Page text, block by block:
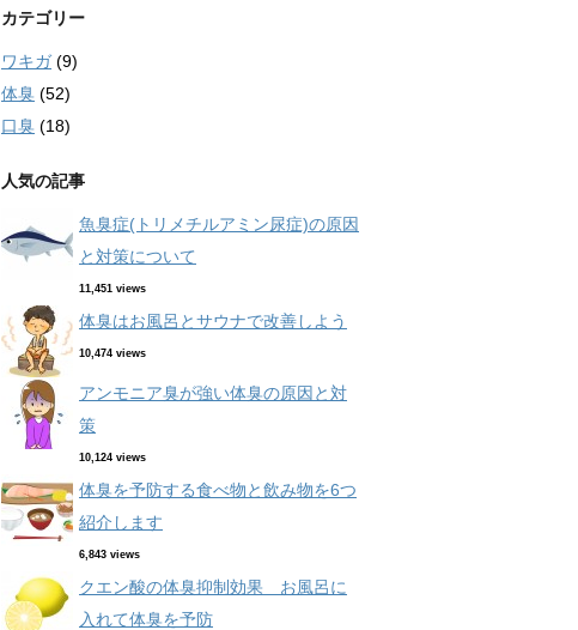
カテゴリー
ワキガ(9)
体臭 (52)
口臭 (18)
人気の記事
魚臭症(トリメチルアミン尿症)の原因
と対策について
11,451 views
体臭はお風呂とサウナで改善しよう
10,474 views
アンモニア臭が強い体臭の原因と対
策
10,124 views
体臭を予防する食べ物と飲み物を6つ
紹介します
6,843 views
クエン酸の体臭抑制効果 お風呂に
入れて体臭を予防